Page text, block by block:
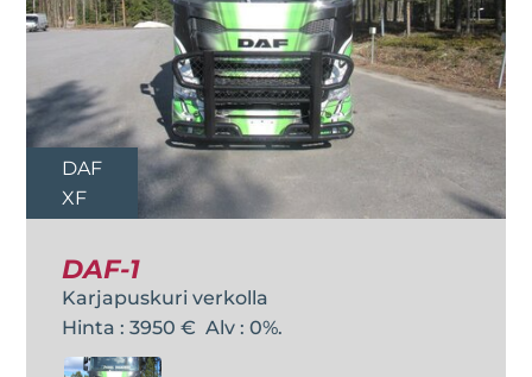
DAF
XF
DAF-1
Karjapuskuri verkolla
Hinta : 3950 € Alv : 0%.